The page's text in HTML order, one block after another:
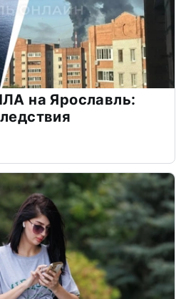
на Ярославль: